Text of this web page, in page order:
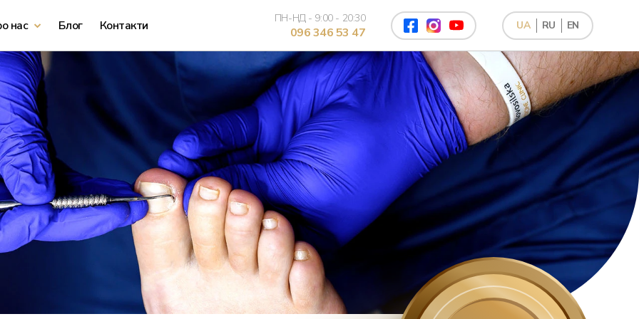
нас Блог Контакти ПН-НД - 9:00 - 20:30
096 346 53 47 UA RU EN
Лазерна епіляція обличчя
Лазерна епіляція рук
Лазерна епіляція ніг
Лазерна епіляція живота
Лазерна епіляція бікіні
Лазерна епіляція пахв
Лазерна епіляція підборіддя
Лазерна епіляція всього тіла
Лазерна епіляція верхньої губи
Лазерний пілінг обличчя
Лазерне шліфування обличчя
Лазерний ліфтинг NIR
4Д омолодження
Фотоомолодження
Ручний антицелюлітний масаж
Механічна чистка обличчя
Ультразвукова чистка обличчя
Комбінована чистка обличчя